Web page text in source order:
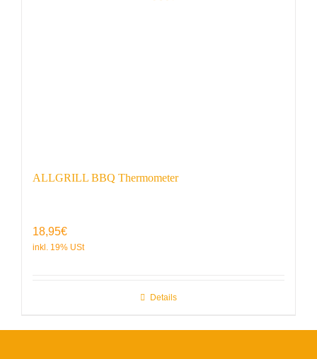
ALLGRILL BBQ Thermometer
18,95€
Details